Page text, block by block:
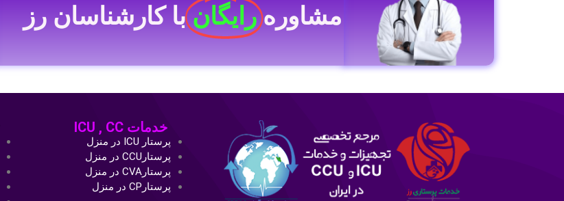
مشاوره رایگان با کارشناسان رز
خدمات ICU , CC
پرستار ICU در منزل
پرستارCCU در منزل
پرستارCVA در منزل
پرستارCP در منزل